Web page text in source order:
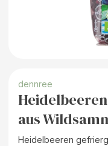
dennree
aus
Heidelbeeren